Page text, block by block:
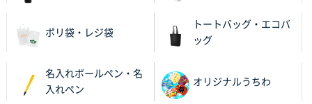
前回同様、安心できるから
uni ジェットストリーム 05
2025年11月21日 16:39
何度か注文していて、満足していたから
ポリ袋・レジ袋
トートバッグ・エコバ
ッグ
名入れボールペン・名
入れペン
オリジナルうちわ